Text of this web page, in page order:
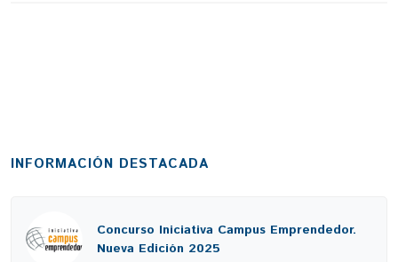
INFORMACIÓN DESTACADA
Concurso Iniciativa Campus Emprendedor.
Nueva Edición 2025